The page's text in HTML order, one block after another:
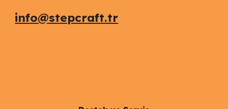
info@stepcraft.tr